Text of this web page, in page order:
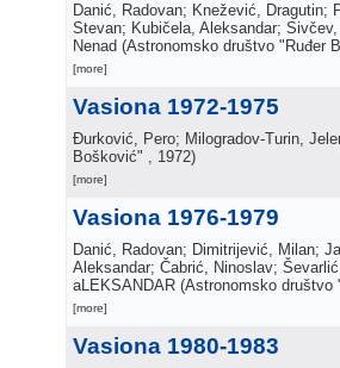
Danić, Radovan; Knežević, Dragutin;
Stevan; Kubičela, Aleksandar;
Nenad (Astronomsko društvo "Ruđer
[more]
Vasiona 1972-1975
Đurković, Pero; Milogradov-Turin,
Bošković" , 1972)
[more]
Vasiona 1976-1979
Danić, Radovan; Dimitrijević, Milan;
Aleksandar; Čabrić, Ninoslav;
aLEKSANDAR (Astronomsko društvo
[more]
Vasiona 1980-1983